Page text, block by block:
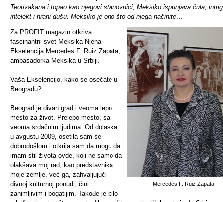
Teotivakana i topao kao njegovi stanovnici, Meksiko ispunjava čula,
intelekt i hrani dušu. Meksiko je ono što od njega načinite…
Mercedes F. Ruiz Zapata
Za PROFIT magazin otkriva
fascinantni svet Meksika Njena
Ekselencija Mercedes F. Ruiz Zapata,
ambasadorka Meksika u Srbiji.
Vaša Ekselencijo, kako se osećate u
Beogradu?
Beograd je divan grad i veoma lepo
mesto za život. Prelepo mesto, sa
veoma srdačnim ljudima. Od dolaska
u avgustu 2009, osetila sam se
dobrodošlom i otkrila sam da mogu da
imam stil života ovde, koji ne samo da
olakšava moj rad, kao predstavnika
moje zemlje, već ga, zahvaljujući
divnoj kulturnoj ponudi, čini
zanimljivim i bogatijim. Takođe je bilo